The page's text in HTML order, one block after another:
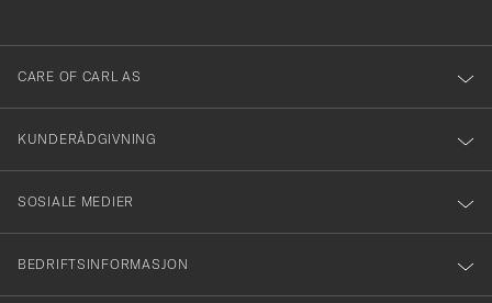
dig
till
vårt
nyhetsbrev!
CARE OF CARL AS
KUNDERÅDGIVNING
SOSIALE MEDIER
BEDRIFTSINFORMASJON